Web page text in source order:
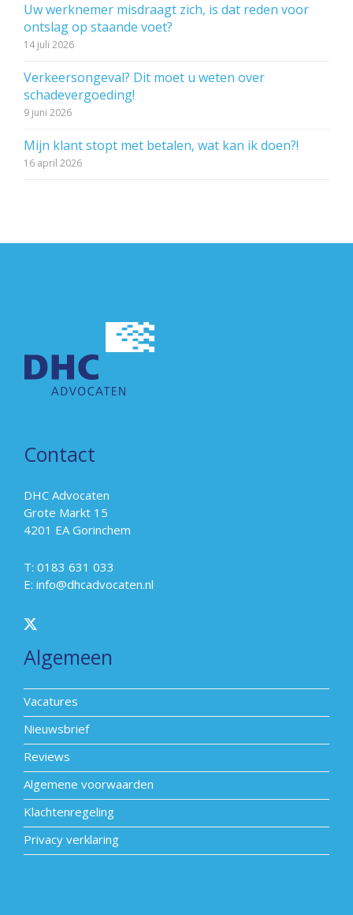
Uw werknemer misdraagt zich, is dat reden voor
ontslag op staande voet?
14 juli 2026
Verkeersongeval? Dit moet u weten over
schadevergoeding!
9 juni 2026
Mijn klant stopt met betalen, wat kan ik doen?!
16 april 2026
Contact
DHC Advocaten
Grote Markt 15
4201 EA Gorinchem
T: 0183 631 033
E: info@dhcadvocaten.nl
Algemeen
Vacatures
Nieuwsbrief
Reviews
Algemene voorwaarden
Klachtenregeling
Privacy verklaring